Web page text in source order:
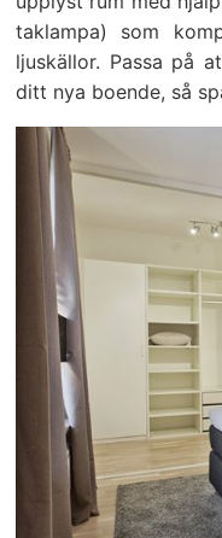
taklampa) som
ljuskällor. Passa på
ditt nya boende, så